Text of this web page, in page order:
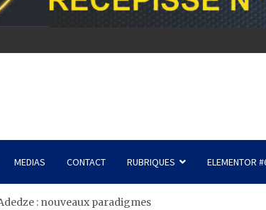
MEDIAS CONTACT RUBRIQUES ELEMENTOR
: nouveaux paradigmes